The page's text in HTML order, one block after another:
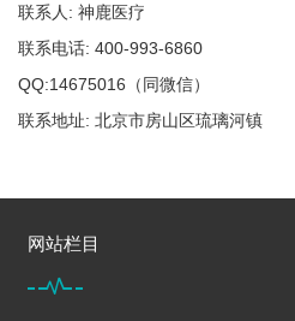
联系人: 神鹿医疗
联系电话: 400-993-6860
QQ:14675016（同微信）
联系地址: 北京市房山区琉璃河镇
网站栏目